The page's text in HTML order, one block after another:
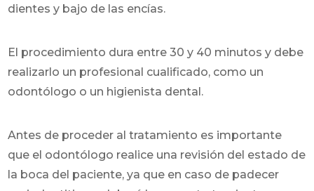
dientes y bajo de las encías.
El procedimiento dura entre 30 y 40 minutos y debe
realizarlo un profesional cualificado, como un
odontólogo o un higienista dental.
Antes de proceder al tratamiento es importante
que el odontólogo realice una revisión del estado de
la boca del paciente, ya que en caso de padecer